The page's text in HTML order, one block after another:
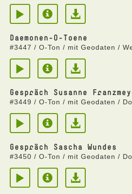
Daemonen-O-Toene
#3447 / O-Ton / mit Geodaten /
Gespräch Susanne
#3449 / O-Ton / mit Geodaten /
Gespräch Sascha Wundes
#3450 / O-Ton / mit Geodaten /